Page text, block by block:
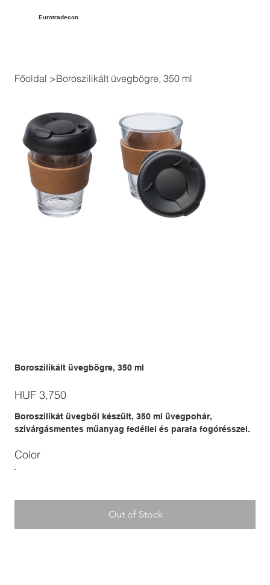
Eurotradecon
Főoldal >Boroszilikált üvegbögre, 350 ml
Boroszilikált üvegbögre, 350 ml
Price
HUF 3,750
Boroszilikát üvegből készült, 350 ml üvegpohár,
szivárgásmentes műanyag fedéllel és parafa fogórésszel.
Color
Out of Stock